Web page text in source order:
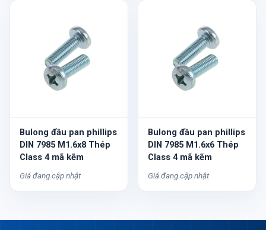
Bulong đầu pan phillips
DIN 7985 M1.6x8 Thép
Class 4 mã kẽm
Giá đang cập nhật
Bulong đầu pan phillips
DIN 7985 M1.6x6 Thép
Class 4 mã kẽm
Giá đang cập nhật